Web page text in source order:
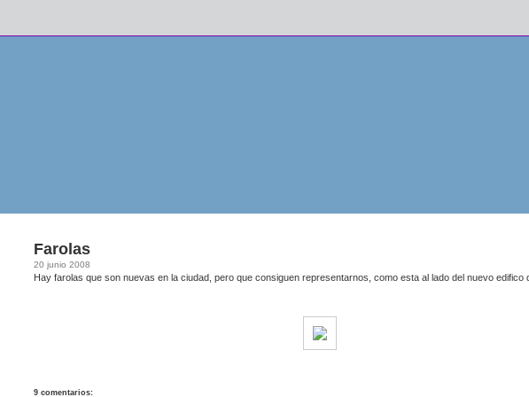
Farolas
20 junio 2008
Hay farolas que son nuevas en la ciudad, pero que consiguen representarnos, como esta al lado del nuevo edifico
9 comentarios: